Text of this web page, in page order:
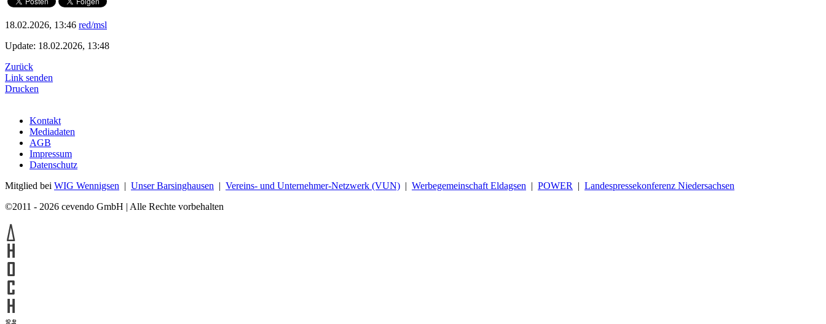
18.02.2026, 13:46 red/msl
Update: 18.02.2026, 13:48
Zurück
Link senden
Drucken
Kontakt
Mediadaten
AGB
Impressum
Datenschutz
Mitglied bei WIG Wennigsen | Unser Barsinghausen | Vereins- und Unternehmer-Netzwerk (VUN) | Werbegemeinschaft Eldagsen | POWER | Landespressekonferenz Niedersachsen
©2011 - 2026 cevendo GmbH | Alle Rechte vorbehalten